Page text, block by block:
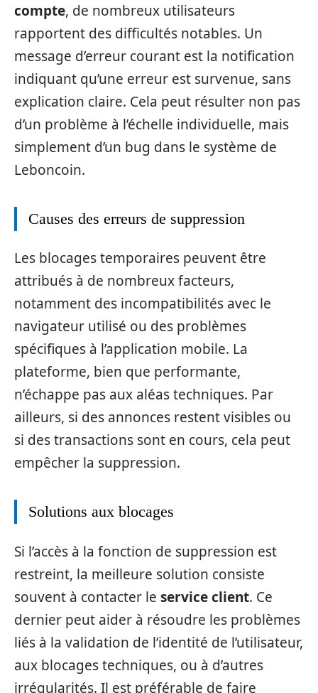
compte, de nombreux utilisateurs
rapportent des difficultés notables. Un
message d’erreur courant est la notification
indiquant qu’une erreur est survenue, sans
explication claire. Cela peut résulter non pas
d’un problème à l’échelle individuelle, mais
simplement d’un bug dans le système de
Leboncoin.
Causes des erreurs de suppression
Les blocages temporaires peuvent être
attribués à de nombreux facteurs,
notamment des incompatibilités avec le
navigateur utilisé ou des problèmes
spécifiques à l’application mobile. La
plateforme, bien que performante,
n’échappe pas aux aléas techniques. Par
ailleurs, si des annonces restent visibles ou
si des transactions sont en cours, cela peut
empêcher la suppression.
Solutions aux blocages
Si l’accès à la fonction de suppression est
restreint, la meilleure solution consiste
souvent à contacter le service client. Ce
dernier peut aider à résoudre les problèmes
liés à la validation de l’identité de l’utilisateur,
aux blocages techniques, ou à d’autres
irrégularités. Il est préférable de faire